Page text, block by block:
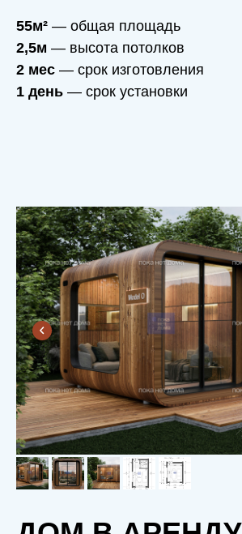
55м² — общая площадь
2,5м — высота потолков
2 мес — срок изготовления
1 день — срок установки